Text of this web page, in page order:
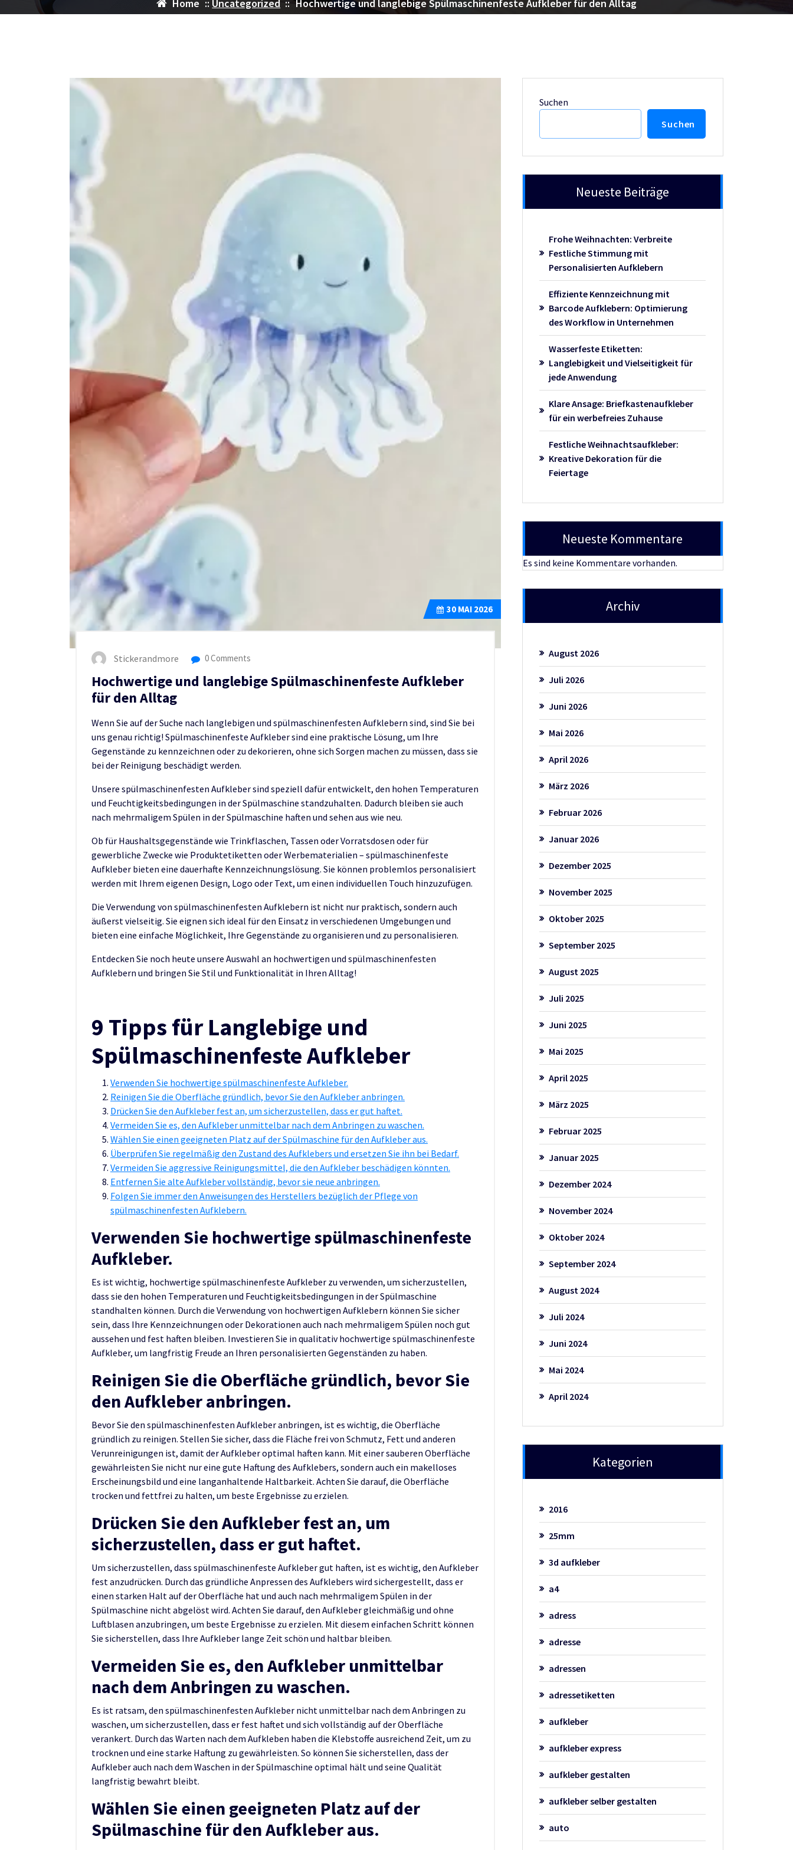
Home :: Uncategorized:: Hochwertige und langlebige Spülmaschinenfeste Aufkleber für den Alltag
30MAI 2026
Stickerandmore 0 Comments
Hochwertige und langlebige Spülmaschinenfeste Aufkleber
für den Alltag
Wenn Sie auf der Suche nach langlebigen und spülmaschinenfesten Aufklebern sind, sind Sie bei
uns genau richtig! Spülmaschinenfeste Aufkleber sind eine praktische Lösung, um Ihre
Gegenstände zu kennzeichnen oder zu dekorieren, ohne sich Sorgen machen zu müssen, dass sie
bei der Reinigung beschädigt werden.
Unsere spülmaschinenfesten Aufkleber sind speziell dafür entwickelt, den hohen Temperaturen
und Feuchtigkeitsbedingungen in der Spülmaschine standzuhalten. Dadurch bleiben sie auch
nach mehrmaligem Spülen in der Spülmaschine haften und sehen aus wie neu.
Ob für Haushaltsgegenstände wie Trinkflaschen, Tassen oder Vorratsdosen oder für
gewerbliche Zwecke wie Produktetiketten oder Werbematerialien – spülmaschinenfeste
Aufkleber bieten eine dauerhafte Kennzeichnungslösung. Sie können problemlos personalisiert
werden mit Ihrem eigenen Design, Logo oder Text, um einen individuellen Touch hinzuzufügen.
Die Verwendung von spülmaschinenfesten Aufklebern ist nicht nur praktisch, sondern auch
äußerst vielseitig. Sie eignen sich ideal für den Einsatz in verschiedenen Umgebungen und
bieten eine einfache Möglichkeit, Ihre Gegenstände zu organisieren und zu personalisieren.
Entdecken Sie noch heute unsere Auswahl an hochwertigen und spülmaschinenfesten
Aufklebern und bringen Sie Stil und Funktionalität in Ihren Alltag!
9 Tipps für Langlebige und
Spülmaschinenfeste Aufkleber
Verwenden Sie hochwertige spülmaschinenfeste Aufkleber.
Reinigen Sie die Oberfläche gründlich, bevor Sie den Aufkleber anbringen.
Drücken Sie den Aufkleber fest an, um sicherzustellen, dass er gut haftet.
Vermeiden Sie es, den Aufkleber unmittelbar nach dem Anbringen zu waschen.
Wählen Sie einen geeigneten Platz auf der Spülmaschine für den Aufkleber aus.
Überprüfen Sie regelmäßig den Zustand des Aufklebers und ersetzen Sie ihn bei Bedarf.
Vermeiden Sie aggressive Reinigungsmittel, die den Aufkleber beschädigen könnten.
Entfernen Sie alte Aufkleber vollständig, bevor sie neue anbringen.
Folgen Sie immer den Anweisungen des Herstellers bezüglich der Pflege von
spülmaschinenfesten Aufklebern.
Verwenden Sie hochwertige spülmaschinenfeste
Aufkleber.
Es ist wichtig, hochwertige spülmaschinenfeste Aufkleber zu verwenden, um sicherzustellen,
dass sie den hohen Temperaturen und Feuchtigkeitsbedingungen in der Spülmaschine
standhalten können. Durch die Verwendung von hochwertigen Aufklebern können Sie sicher
sein, dass Ihre Kennzeichnungen oder Dekorationen auch nach mehrmaligem Spülen noch gut
aussehen und fest haften bleiben. Investieren Sie in qualitativ hochwertige spülmaschinenfeste
Aufkleber, um langfristig Freude an Ihren personalisierten Gegenständen zu haben.
Reinigen Sie die Oberfläche gründlich, bevor Sie
den Aufkleber anbringen.
Bevor Sie den spülmaschinenfesten Aufkleber anbringen, ist es wichtig, die Oberfläche
gründlich zu reinigen. Stellen Sie sicher, dass die Fläche frei von Schmutz, Fett und anderen
Verunreinigungen ist, damit der Aufkleber optimal haften kann. Mit einer sauberen Oberfläche
gewährleisten Sie nicht nur eine gute Haftung des Aufklebers, sondern auch ein makelloses
Erscheinungsbild und eine langanhaltende Haltbarkeit. Achten Sie darauf, die Oberfläche
trocken und fettfrei zu halten, um beste Ergebnisse zu erzielen.
Drücken Sie den Aufkleber fest an, um
sicherzustellen, dass er gut haftet.
Um sicherzustellen, dass spülmaschinenfeste Aufkleber gut haften, ist es wichtig, den Aufkleber
fest anzudrücken. Durch das gründliche Anpressen des Aufklebers wird sichergestellt, dass er
einen starken Halt auf der Oberfläche hat und auch nach mehrmaligem Spülen in der
Spülmaschine nicht abgelöst wird. Achten Sie darauf, den Aufkleber gleichmäßig und ohne
Luftblasen anzubringen, um beste Ergebnisse zu erzielen. Mit diesem einfachen Schritt können
Sie sicherstellen, dass Ihre Aufkleber lange Zeit schön und haltbar bleiben.
Vermeiden Sie es, den Aufkleber unmittelbar
nach dem Anbringen zu waschen.
Es ist ratsam, den spülmaschinenfesten Aufkleber nicht unmittelbar nach dem Anbringen zu
waschen, um sicherzustellen, dass er fest haftet und sich vollständig auf der Oberfläche
verankert. Durch das Warten nach dem Aufkleben haben die Klebstoffe ausreichend Zeit, um zu
trocknen und eine starke Haftung zu gewährleisten. So können Sie sicherstellen, dass der
Aufkleber auch nach dem Waschen in der Spülmaschine optimal hält und seine Qualität
langfristig bewahrt bleibt.
Wählen Sie einen geeigneten Platz auf der
Spülmaschine für den Aufkleber aus.
Suchen
Suchen
Neueste Beiträge
Frohe Weihnachten: Verbreite
Festliche Stimmung mit
Personalisierten Aufklebern
Effiziente Kennzeichnung mit
Barcode Aufklebern: Optimierung
des Workflow in Unternehmen
Wasserfeste Etiketten:
Langlebigkeit und Vielseitigkeit für
jede Anwendung
Klare Ansage: Briefkastenaufkleber
für ein werbefreies Zuhause
Festliche Weihnachtsaufkleber:
Kreative Dekoration für die
Feiertage
Neueste Kommentare
Es sind keine Kommentare vorhanden.
Archiv
August 2026
Juli 2026
Juni 2026
Mai 2026
April 2026
März 2026
Februar 2026
Januar 2026
Dezember 2025
November 2025
Oktober 2025
September 2025
August 2025
Juli 2025
Juni 2025
Mai 2025
April 2025
März 2025
Februar 2025
Januar 2025
Dezember 2024
November 2024
Oktober 2024
September 2024
August 2024
Juli 2024
Juni 2024
Mai 2024
April 2024
Kategorien
2016
25mm
3d aufkleber
a4
adress
adresse
adressen
adressetiketten
aufkleber
aufkleber express
aufkleber gestalten
aufkleber selber gestalten
auto